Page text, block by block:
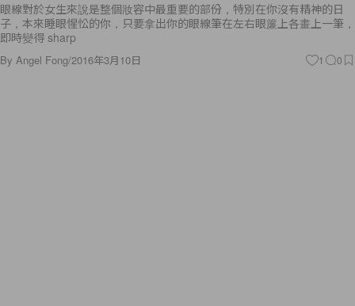
眼線對於女生來說是整個妝容中最重要的部份，特別在你沒有精神的日
子，本來睡眼惺忪的你，只要拿出你的眼線筆在左右眼簾上各畫上一筆，
即時變得 sharp
By Angel Fong/2016年3月10日 1 0